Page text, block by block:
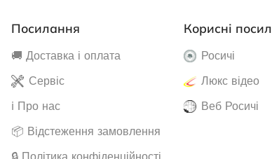
JAC ED-
Генератор бензиновий EDON PT-
Посилання
🚚 Доставка і оплата
Сервіс
ℹ️ Про нас
📦 Відстеження замовлення
🔒 Політика конфіденційності
Корисні
Росичі
Люкс відео
Веб Росичі